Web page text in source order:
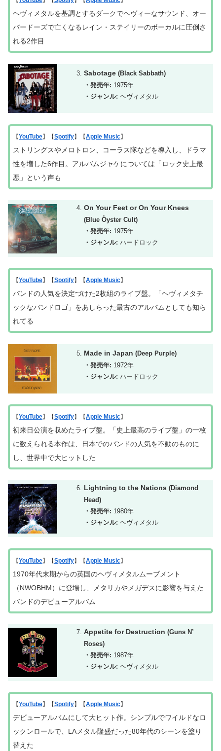
ヘヴィメタルを基調とするダークでヘヴィーなサウンド、オー
バードーズで亡くなるレイン・ステイリーのボーカルに圧倒さ
れる2作目
Sabotage (Black Sabbath)
・発売年: 1975年
・ジャンル: ヘヴィメタル
【YouTube】【Spotify】【Apple Music】
ストリングスやメロトロン、コーラス隊などを導入し、ドラマ
性を増した6作目。アルバムジャケについては 「ロック史上最
悪」という声も
On Your Feet or On Your Knees
(Blue Öyster Cult)
・発売年: 1975年
・ジャンル: ハードロック
【YouTube】【Spotify】【Apple Music】
バンドの人気を決定づけた2枚組のライブ盤。「ヘヴィメタチ
ックなバンドロゴ」をあしらった最古のアルバムとしても知ら
れてる
Made in Japan (Deep Purple)
・発売年: 1972年
・ジャンル: ハードロック
【YouTube】【Spotify】【Apple Music】
初来日公演を収めたライブ盤。「史上最高のライブ盤」の一枚
に数えられる本作は、日本でのバンドの人気を不動のものに
し、世界中で大ヒットした
Lightning to the Nations (Diamond
Head)
・発売年: 1980年
・ジャンル: ヘヴィメタル
【YouTube】【Spotify】【Apple Music】
1970年代末期からの英国のヘヴィメタルムーブメント
（NWOBHM）に登場し、メタリカやメガデスに影響を与えた
バンドのデビューアルバム
Appetite for Destruction (Guns N’
Roses)
・発売年: 1987年
・ジャンル: ヘヴィメタル
【YouTube】【Spotify】【Apple Music】
デビューアルバムにして大ヒット作。シンプルでワイルドなロ
ックンロールで、LAメタル隆盛だった80年代のシーンを塗り
替えた